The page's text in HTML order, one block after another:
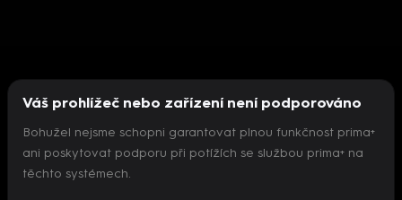
Nepodařilo se inicializovat přehrávač
Váš prohlížeč nebo zařízení není podporováno
Bohužel nejsme schopni garantovat plnou funkčnost prima+
ani poskytovat podporu při potížích se službou prima+ na
těchto systémech.